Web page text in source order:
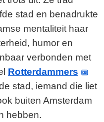
stad en benadrukte
mentaliteit haar
humor en
verbonden met
Rotterdammers
stad, iemand die liet
buiten Amsterdam
hebben.